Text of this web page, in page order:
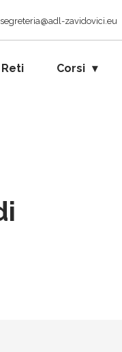
segreteria@adl-zavidovici.eu
Reti Corsi